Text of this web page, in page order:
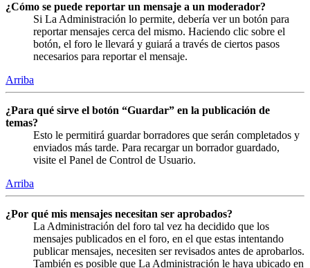
¿Cómo se puede reportar un mensaje a un moderador?
Si La Administración lo permite, debería ver un botón para
reportar mensajes cerca del mismo. Haciendo clic sobre el
botón, el foro le llevará y guiará a través de ciertos pasos
necesarios para reportar el mensaje.
Arriba
¿Para qué sirve el botón “Guardar” en la publicación de
temas?
Esto le permitirá guardar borradores que serán completados y
enviados más tarde. Para recargar un borrador guardado,
visite el Panel de Control de Usuario.
Arriba
¿Por qué mis mensajes necesitan ser aprobados?
La Administración del foro tal vez ha decidido que los
mensajes publicados en el foro, en el que estas intentando
publicar mensajes, necesiten ser revisados antes de aprobarlos.
También es posible que La Administración le haya ubicado en